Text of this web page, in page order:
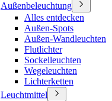
Außenbeleuchtung
Alles entdecken
Außen-Spots
Außen-Wandleuchten
Flutlichter
Sockelleuchten
Wegeleuchten
Lichterketten
Leuchtmittel